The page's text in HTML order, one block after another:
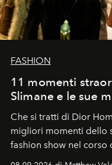
FASHION
11 momenti
Slimane e le sue
Che si tratti di Dior
migliori momenti dello
fashion show nel corso